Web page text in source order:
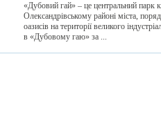
«Дубовий гай» – це центральний парк
Олександрівському районі міста,
оазисів на території великого
в «Дубовому гаю» за ...